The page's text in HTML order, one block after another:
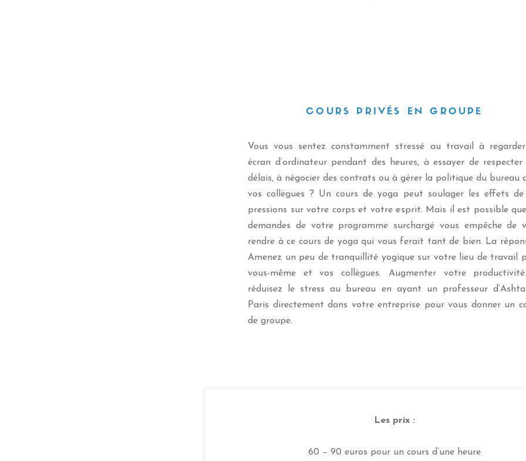
COURS PRIVÉS EN GROUPE
Vous vous sentez constamment stressé au travail à
écran d’ordinateur pendant des heures, à essayer de respecter
délais, à négocier des contrats ou à gérer la politique du bureau
vos collègues ? Un cours de yoga peut soulager les effets de
pressions sur votre corps et votre esprit. Mais il est possible
demandes de votre programme surchargé vous empêche de
rendre à ce cours de yoga qui vous ferait tant de bien. La
Amenez un peu de tranquillité yogique sur votre lieu de travail
vous-même et vos collègues. Augmenter votre
réduisez le stress au bureau en ayant un professeur
Paris directement dans votre entreprise pour vous donner un
de groupe.
Les prix :
60 – 90 euros pour un cours d’une heure